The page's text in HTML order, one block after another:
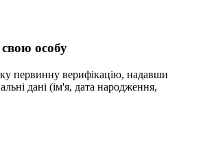
свою особу
первинну верифікацію, надавши
дані (ім'я, дата народження,